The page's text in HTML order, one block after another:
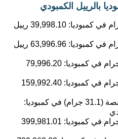
بالرييل الكمبودي
39,998.10 رييل
63,996.96 رييل
79,996.20
159,992.40
399,981.01